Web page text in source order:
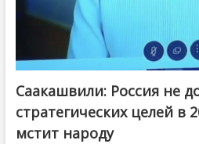
Саакашвили: Россия не
стратегических целей в
мстит народу